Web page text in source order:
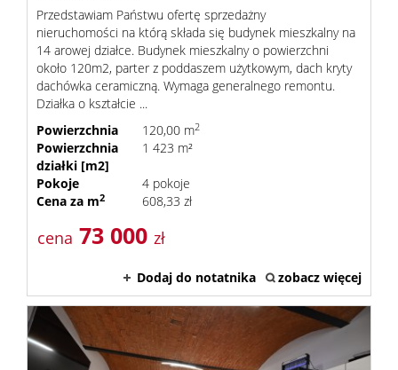
Przedstawiam Państwu ofertę sprzedażny
nieruchomości na którą składa się budynek mieszkalny na
14 arowej działce. Budynek mieszkalny o powierzchni
około 120m2, parter z poddaszem użytkowym, dach kryty
dachówka ceramiczną. Wymaga generalnego remontu.
Działka o kształcie ...
Powierzchnia
120,00 m2
Powierzchnia
działki [m2]
1 423 m²
Pokoje
4 pokoje
Cena za m2 608,33 zł
cena 73 000 zł
Dodaj do notatnika zobacz więcej